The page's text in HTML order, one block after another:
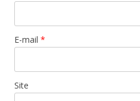
E-mail *
Site